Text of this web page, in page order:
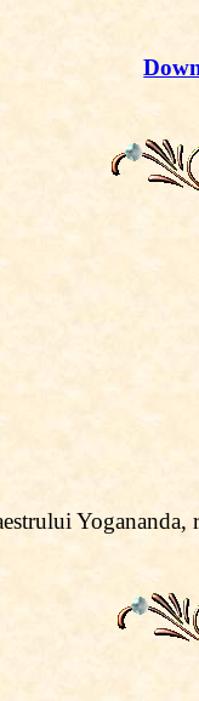
Yogananda,